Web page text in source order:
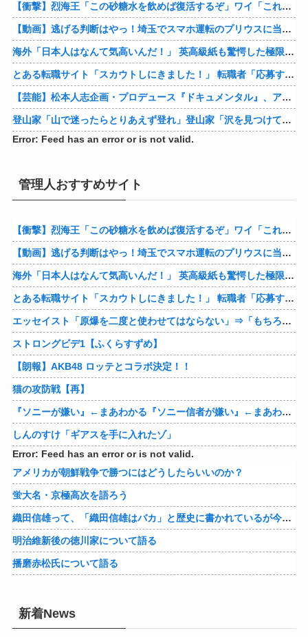
【衝撃】烈海王「この砂糖水を飲めば復活するぞ」ワイ「これはトンデモ理論やろなぁ」ﾍﾟﾗ←結果ｗｗｗｗ
【動画】逃げる判断はやっ！埼玉でスマホ運転のプリウスに当て逃げされる車載。
海外「日本人はなんて気高いんだ！」 英高級紙も驚愕した極限の中の日本人の姿に世界が衝撃
とある転職サイト「スカウトしにきました！」 転職者「応募するわ！」 → 結果ｗｗｗｗｗ
【芸能】松本人志企画・プロデュース『ドキュメンタル』、アメリカで初の制作が決定
登山家「山で迷ったらとりあえず登れ」登山家「沢を見つけて下山しろ」←これ結局どっちが正解なの？
Error: Feed has an error or is not valid.
管理人おすすめサイト
【衝撃】烈海王「この砂糖水を飲めば復活するぞ」ワイ「これはトンデモ理論やろなぁ」ﾍﾟﾗ←結果ｗｗｗｗ
【動画】逃げる判断はやっ！埼玉でスマホ運転のプリウスに当て逃げされる車載。
海外「日本人はなんて気高いんだ！」 英高級紙も驚愕した極限の中の日本人の姿に世界が衝撃
とある転職サイト「スカウトしにきました！」 転職者「応募するわ！」 → 結果ｗｗｗｗｗ
エッセイスト「原爆を二度と使わせてはならない」⇒「もちろん中国の核も非難する？」⇒「中国の核は綺麗な核！」
ストロングビデ1【ふくらすずめ】
【朗報】AKB48 ロッテとコラボ決定！！
猫の攻防戦【再】
『ソニーが嫌い』←まあわかる『ソニー信者が嫌い』←まあわかる『任天堂信者が嫌い』←まあわかる
しんのすけ「ギアスを手に入れたゾ」
Error: Feed has an error or is not valid.
アメリカが朝鮮戦争で勝つにはどうしたらいいのか？
蛍大名・京極高次を語ろう
織田信雄って、「織田信雄はバカ」と歴史に書かれているが今まで家が残っているんでバカではないよな？
明治維新後の徳川家について語る
播磨赤松氏について語る
新着News